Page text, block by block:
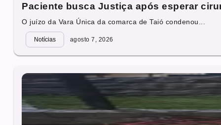
Paciente busca Justiça após esperar
O juízo da Vara Única da comarca de Taió condenou...
Notícias agosto 7, 2026